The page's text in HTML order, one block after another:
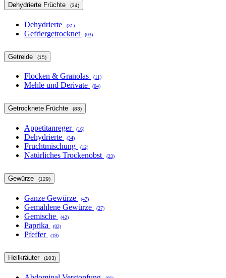
Dehydrierte Früchte (34)
Dehydrierte (31)
Gefriergetrocknet (03)
Getreide (15)
Flocken & Granolas (11)
Mehle und Derivate (04)
Getrocknete Früchte (83)
Appetitanreger (16)
Dehydrierte (34)
Fruchtmischung (12)
Natürliches Trockenobst (23)
Gewürze (129)
Ganze Gewürze (47)
Gemahlene Gewürze (27)
Gemische (42)
Paprika (02)
Pfeffer (19)
Heilkräuter (103)